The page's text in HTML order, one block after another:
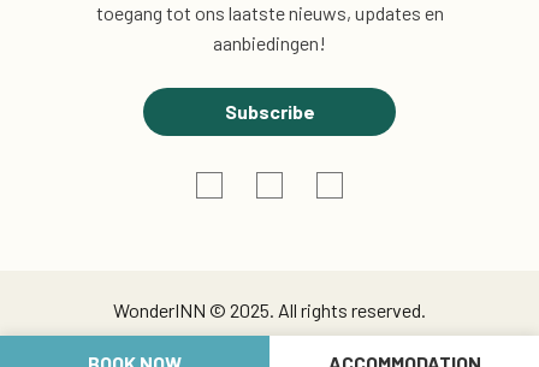
toegang tot ons laatste nieuws, updates en
aanbiedingen!
Subscribe
WonderINN © 2025. All rights reserved.